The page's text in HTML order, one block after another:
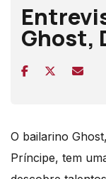
Ghost,
O bailarino
Príncipe, tem